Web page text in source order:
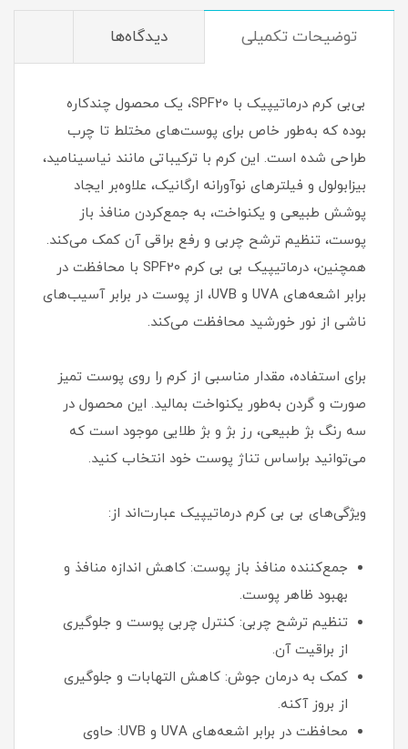
توضیحات تکمیلی دیدگاه‌ها
بی‌بی کرم درماتیپیک با SPF20، یک محصول چندکاره
بوده که به‌طور خاص برای پوست‌های مختلط تا چرب
طراحی شده است. این کرم با ترکیباتی مانند نیاسینامید،
بیزابولول و فیلترهای نوآورانه ارگانیک، علاوه‌بر ایجاد
پوشش طبیعی و یکنواخت، به جمع‌کردن منافذ باز
پوست، تنظیم ترشح چربی و رفع براقی آن کمک می‌کند.
همچنین، درماتیپیک بی بی کرم SPF20 با محافظت در
برابر اشعه‌های UVA و UVB، از پوست در برابر آسیب‌های
ناشی از نور خورشید محافظت می‌کند.
برای استفاده، مقدار مناسبی از کرم را روی پوست تمیز
صورت و گردن به‌طور یکنواخت بمالید. این محصول در
سه رنگ بژ طبیعی، رز بژ و بژ طلایی موجود است که
می‌توانید براساس تناژ پوست خود انتخاب کنید.
ویژگی‌های بی بی کرم درماتیپیک عبارت‌اند از:
جمع‌کننده منافذ باز پوست: کاهش اندازه منافذ و
بهبود ظاهر پوست.
تنظیم ترشح چربی: کنترل چربی پوست و جلوگیری
از براقیت آن.
کمک به درمان جوش: کاهش التهابات و جلوگیری
از بروز آکنه.
محافظت در برابر اشعه‌های UVA و UVB: حاوی